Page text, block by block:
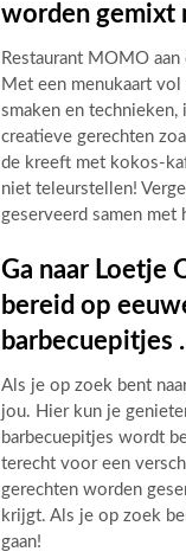
worden gemixt
Restaurant MOMO
Met een menukaart
smaken en
creatieve gerechten
de kreeft met kokos-
niet teleurstellen!
geserveerd samen
Ga naar Loetje
bereid op
barbecuepitjes .
Als je op zoek bent
jou. Hier kun je
barbecuepitjes wordt
terecht voor een
gerechten worden
krijgt. Als je op zoek
gaan!